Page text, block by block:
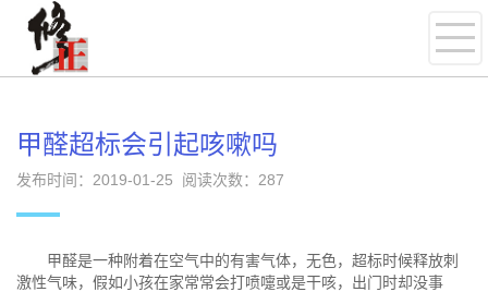
甲醛超标会引起咳嗽吗
发布时间：2019-01-25 阅读次数： 287
甲醛是一种附着在空气中的有害气体，无色，超标时候释放刺
激性气味，假如小孩在家常常会打喷嚏或是干咳，出门时却没事